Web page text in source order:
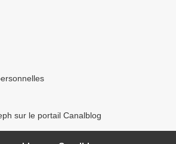
sur le portail Canalblog